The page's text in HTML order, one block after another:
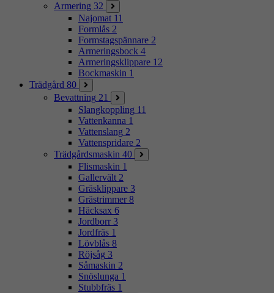
Armering 32
Najomat 11
Formlås 2
Formstagspännare 2
Armeringsbock 4
Armeringsklippare 12
Bockmaskin 1
Trädgård 80
Bevattning 21
Slangkoppling 11
Vattenkanna 1
Vattenslang 2
Vattenspridare 2
Trädgårdsmaskin 40
Flismaskin 1
Gallervält 2
Gräsklippare 3
Grästrimmer 8
Häcksax 6
Jordborr 3
Jordfräs 1
Lövblås 8
Röjsåg 3
Såmaskin 2
Snöslunga 1
Stubbfräs 1